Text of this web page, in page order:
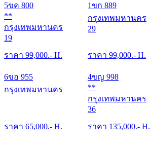
5ขค 800
**
กรุงเทพมหานคร
19
ราคา 99,000.- H.
1ขก 889
กรุงเทพมหานคร
29
ราคา 99,000.- H.
6ขอ 955
กรุงเทพมหานคร
ราคา 65,000.- H.
4ขญ 998
**
กรุงเทพมหานคร
36
ราคา 135,000.- H.